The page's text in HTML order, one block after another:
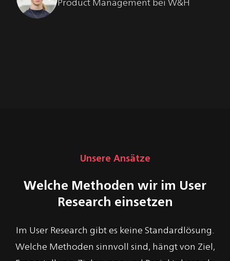
Unsere Ansätze
Welche Methoden wir im User
Research einsetzen
Im User Research gibt es keine Standardlösung.
Welche Methoden sinnvoll sind, hängt von Ziel,